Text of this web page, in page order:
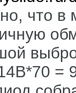
что в
=